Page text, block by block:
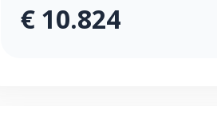
€ 10.824